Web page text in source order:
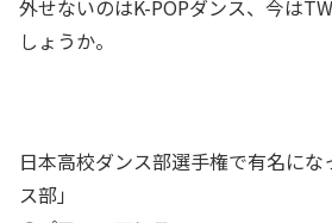
外せないのはK-POPダンス、今は
しょうか。
日本高校ダンス部選手権で有名に
ス部」